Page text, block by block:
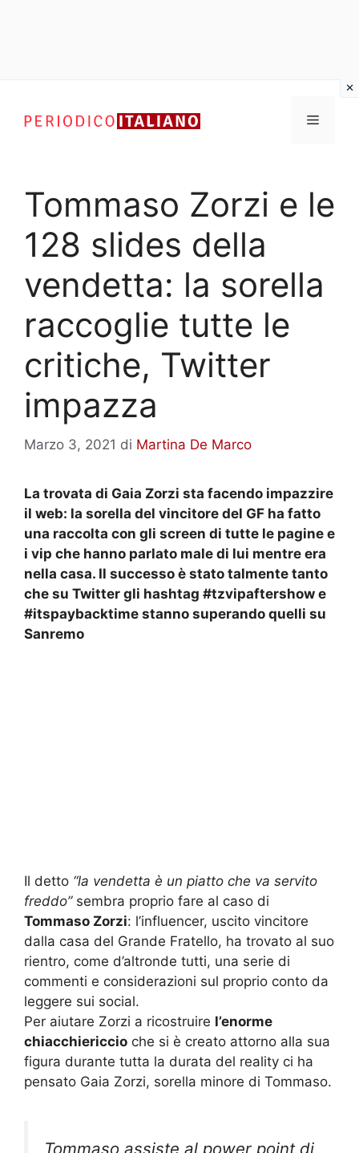
contenuto
Menu
Tommaso Zorzi e le
128 slides della
vendetta: la sorella
raccoglie tutte le
critiche, Twitter
impazza
Marzo 3, 2021 di Martina De Marco
La trovata di Gaia Zorzi sta facendo impazzire
il web: la sorella del vincitore del GF ha fatto
una raccolta con gli screen di tutte le pagine e
i vip che hanno parlato male di lui mentre era
nella casa. Il successo è stato talmente tanto
che su Twitter gli hashtag #tzvipaftershow e
#itspaybacktime stanno superando quelli su
Sanremo
Il detto “la vendetta è un piatto che va servito
freddo”sembra proprio fare al caso di
Tommaso Zorzi: l’influencer, uscito vincitore
dalla casa del Grande Fratello, ha trovato al suo
rientro, come d’altronde tutti, una serie di
commenti e considerazioni sul proprio conto da
leggere sui social.
Per aiutare Zorzi a ricostruire l’enorme
chiacchiericcio che si è creato attorno alla sua
figura durante tutta la durata del reality ci ha
pensato Gaia Zorzi, sorella minore di Tommaso.
Tommaso assiste al power point di